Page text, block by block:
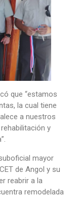
que “estamos
la cual tiene
a nuestros
y
mayor
de Angol y su
reabrir a la
remodelada